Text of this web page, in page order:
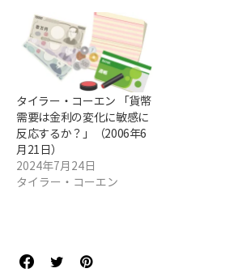
タイラー・コーエン 「貨幣
需要は金利の変化に敏感に
反応するか？」（2006年6
月21日）
2024年7月24日
タイラー・コーエン